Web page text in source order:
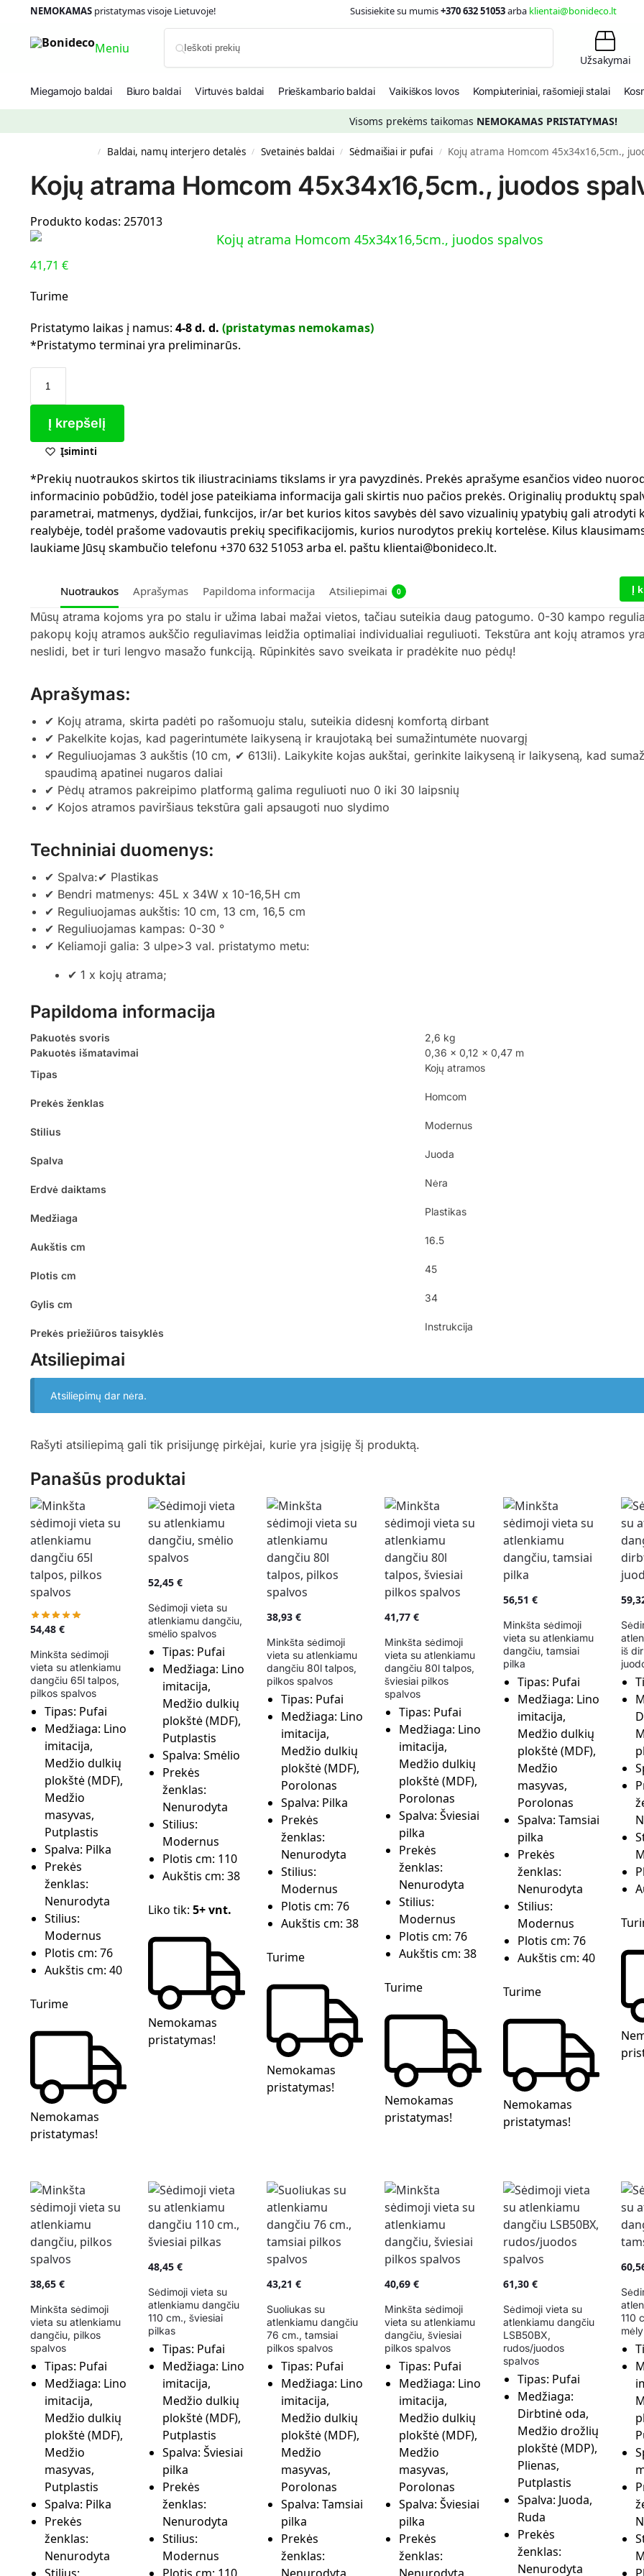
NEMOKAMASpristatymas visoje Lietuvoje! Susisiekite su mumis+370 632 51053arba klientai@bonideco.lt
Meniu
Užsakymai
Miegamojo baldai Biuro baldai Virtuvės baldai Prieškambario baldai Vaikiškos lovos Kompiuteriniai, rašomieji stalai
Visoms prekėms taikomas NEMOKAMAS PRISTATYMAS!
/ Baldai, namų interjero detalės / Svetainės baldai / Sėdmaišiai ir pufai / Kojų atrama Homcom 45x34x16,5cm.,
Kojų atrama Homcom 45x34x16,5cm., juodos
Produkto kodas: 257013
41,71 €
Turime
Pristatymo laikas į namus: 4-8 d. d. (pristatymas nemokamas)
*Pristatymo terminai yra preliminarūs.
Į krepšelį
Įsiminti
*Prekių nuotraukos skirtos tik iliustraciniams tikslams ir yra pavyzdinės. Prekės aprašyme esančios video
informacinio pobūdžio, todėl jose pateikiama informacija gali skirtis nuo pačios prekės. Originalių produktų
parametrai, matmenys, dydžiai, funkcijos, ir/ar bet kurios kitos savybės dėl savo vizualinių ypatybių gali atrodyti
realybėje, todėl prašome vadovautis prekių specifikacijomis, kurios nurodytos prekių kortelėse. Kilus
laukiame Jūsų skambučio telefonu +370 632 51053 arba el. paštu klientai@bonideco.lt.
Nuotraukos Aprašymas Papildoma informacija Atsiliepimai 0 Į
Mūsų atrama kojoms yra po stalu ir užima labai mažai vietos, tačiau suteikia daug patogumo. 0-30 kampo
pakopų kojų atramos aukščio reguliavimas leidžia optimaliai individualiai reguliuoti. Tekstūra ant kojų atramos
neslidi, bet ir turi lengvo masažo funkciją. Rūpinkitės savo sveikata ir pradėkite nuo pėdų!
Aprašymas:
✔ Kojų atrama, skirta padėti po rašomuoju stalu, suteikia didesnį komfortą dirbant
✔ Pakelkite kojas, kad pagerintumėte laikyseną ir kraujotaką bei sumažintumėte nuovargį
✔ Reguliuojamas 3 aukštis (10 cm, ✔ 613li). Laikykite kojas aukštai, gerinkite laikyseną ir laikyseną, kad
spaudimą apatinei nugaros daliai
✔ Pėdų atramos pakreipimo platformą galima reguliuoti nuo 0 iki 30 laipsnių
✔ Kojos atramos paviršiaus tekstūra gali apsaugoti nuo slydimo
Techniniai duomenys:
✔ Spalva:✔ Plastikas
✔ Bendri matmenys: 45L x 34W x 10-16,5H cm
✔ Reguliuojamas aukštis: 10 cm, 13 cm, 16,5 cm
✔ Reguliuojamas kampas: 0-30 °
✔ Keliamoji galia: 3 ulpe>3 val. pristatymo metu:
✔ 1 x kojų atrama;
Papildoma informacija
Pakuotės svoris
2,6 kg
Pakuotės išmatavimai
0,36 × 0,12 × 0,47 m
Tipas
Kojų atramos
Prekės ženklas
Homcom
Stilius
Modernus
Spalva
Juoda
Erdvė daiktams
Nėra
Medžiaga
Plastikas
Aukštis cm
16.5
Plotis cm
45
Gylis cm
34
Prekės priežiūros taisyklės
Instrukcija
Atsiliepimai
Atsiliepimų dar nėra.
Rašyti atsiliepimą gali tik prisijungę pirkėjai, kurie yra įsigiję šį produktą.
Panašūs produktai
54,48 €
Minkšta sėdimoji
vieta su atlenkiamu
dangčiu 65l talpos,
pilkos spalvos
Tipas: Pufai
Medžiaga: Lino
imitacija,
Medžio dulkių
plokštė (MDF),
Medžio
masyvas,
Putplastis
Spalva: Pilka
Prekės
ženklas:
Nenurodyta
Stilius:
Modernus
Plotis cm: 76
Aukštis cm: 40
Turime
Nemokamas
pristatymas!
52,45€
Sėdimoji vieta su
atlenkiamu dangčiu,
smėlio spalvos
Tipas: Pufai
Medžiaga: Lino
imitacija,
Medžio dulkių
plokštė (MDF),
Putplastis
Spalva:Smėlio
Prekės
ženklas:
Nenurodyta
Stilius:
Modernus
Plotis cm: 110
Aukštis cm:38
Liko tik:5+ vnt.
Nemokamas
pristatymas!
38,93 €
Minkšta sėdimoji
vieta su atlenkiamu
dangčiu 80l talpos,
pilkos spalvos
Tipas: Pufai
Medžiaga: Lino
imitacija,
Medžio dulkių
plokštė (MDF),
Porolonas
Spalva: Pilka
Prekės
ženklas:
Nenurodyta
Stilius:
Modernus
Plotis cm: 76
Aukštis cm: 38
Turime
Nemokamas
pristatymas!
41,77€
Minkšta sėdimoji
vieta su atlenkiamu
dangčiu 80l talpos,
šviesiai pilkos
spalvos
Tipas: Pufai
Medžiaga: Lino
imitacija,
Medžio dulkių
plokštė (MDF),
Porolonas
Spalva:Šviesiai
pilka
Prekės
ženklas:
Nenurodyta
Stilius:
Modernus
Plotis cm:76
Aukštis cm:38
Turime
Nemokamas
pristatymas!
56,51 €
Minkšta sėdimoji
vieta su atlenkiamu
dangčiu, tamsiai
pilka
Tipas: Pufai
Medžiaga: Lino
imitacija,
Medžio dulkių
plokštė (MDF),
Medžio
masyvas,
Porolonas
Spalva: Tamsiai
pilka
Prekės
ženklas:
Nenurodyta
Stilius:
Modernus
Plotis cm: 76
Aukštis cm: 40
Turime
Nemokamas
pristatymas!
iš
38,65 €
Minkšta sėdimoji
vieta su atlenkiamu
dangčiu, pilkos
spalvos
Tipas: Pufai
Medžiaga: Lino
imitacija,
Medžio dulkių
plokštė (MDF),
Medžio
masyvas,
Putplastis
Spalva: Pilka
Prekės
ženklas:
Nenurodyta
48,45€
Sėdimoji vieta su
atlenkiamu dangčiu
110 cm., šviesiai
pilkas
Tipas: Pufai
Medžiaga: Lino
imitacija,
Medžio dulkių
plokštė (MDF),
Putplastis
Spalva:Šviesiai
pilka
Prekės
ženklas:
Nenurodyta
Stilius:
Modernus
43,21 €
Suoliukas su
atlenkiamu dangčiu
76 cm., tamsiai
pilkos spalvos
Tipas: Pufai
Medžiaga: Lino
imitacija,
Medžio dulkių
plokštė (MDF),
Medžio
masyvas,
Porolonas
Spalva: Tamsiai
pilka
Prekės
ženklas:
40,69€
Minkšta sėdimoji
vieta su atlenkiamu
dangčiu, šviesiai
pilkos spalvos
Tipas: Pufai
Medžiaga: Lino
imitacija,
Medžio dulkių
plokštė (MDF),
Medžio
masyvas,
Porolonas
Spalva:Šviesiai
pilka
Prekės
ženklas:
61,30 €
Sėdimoji vieta su
atlenkiamu dangčiu
LSB50BX,
rudos/juodos
spalvos
Tipas: Pufai
Medžiaga:
Dirbtinė oda,
Medžio drožlių
plokštė (MDP),
Plienas,
Putplastis
Spalva: Juoda,
Ruda
Prekės
ženklas:
Nenurodyta
110